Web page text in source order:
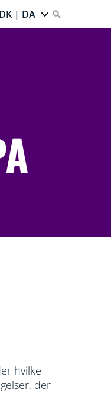
DK | DA
hvilke
der